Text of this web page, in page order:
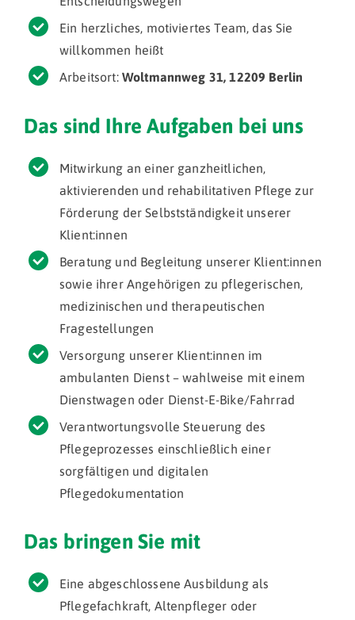
Ein herzliches, motiviertes Team, das Sie
willkommen heißt
Arbeitsort: Woltmannweg 31, 12209 Berlin
Das sind Ihre Aufgaben bei uns
Mitwirkung an einer ganzheitlichen,
aktivierenden und rehabilitativen Pflege zur
Förderung der Selbstständigkeit unserer
Klient:innen
Beratung und Begleitung unserer Klient:innen
sowie ihrer Angehörigen zu pflegerischen,
medizinischen und therapeutischen
Fragestellungen
Versorgung unserer Klient:innen im
ambulanten Dienst – wahlweise mit einem
Dienstwagen oder Dienst-E-Bike/Fahrrad
Verantwortungsvolle Steuerung des
Pflegeprozesses einschließlich einer
sorgfältigen und digitalen
Pflegedokumentation
Das bringen Sie mit
Eine abgeschlossene Ausbildung als
Pflegefachkraft, Altenpfleger oder